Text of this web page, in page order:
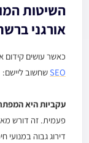
השיטות
אורגני
כאשר עושים קידום
SEOשחשוב ליישם:
עקביות היא
פעמית. זה דורש
דירוג גבוה במנועי